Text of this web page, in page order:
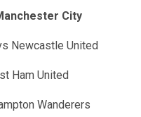
City
Newcastle United
Ham United
Wanderers